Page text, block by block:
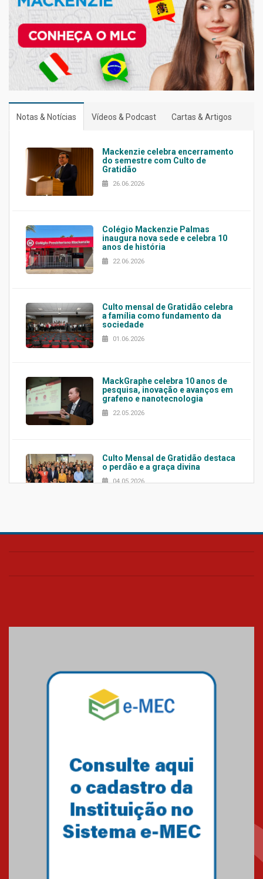
Notas & Notícias Vídeos & Podcast Cartas & Artigos
Mackenzie celebra encerramento
do semestre com Culto de
Gratidão
26.06.2026
Colégio Mackenzie Palmas
inaugura nova sede e celebra 10
anos de história
22.06.2026
Culto mensal de Gratidão celebra
a família como fundamento da
sociedade
01.06.2026
MackGraphe celebra 10 anos de
pesquisa, inovação e avanços em
grafeno e nanotecnologia
22.05.2026
Culto Mensal de Gratidão destaca
o perdão e a graça divina
04.05.2026
Confira como foi o culto mensal
Mackenzie mobiliza campanha
solidária para apoiar famílias em
Minas Gerais
Primeiro culto do ano ressalta o
27.02.2026